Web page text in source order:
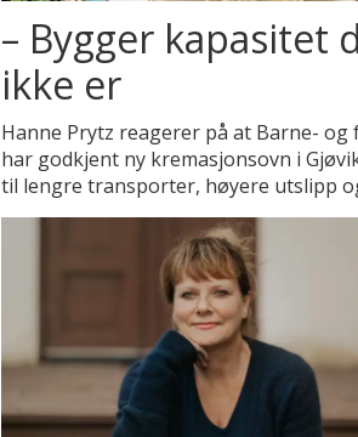
– Bygger kapasitet
ikke er
Hanne Prytz reagerer på at Barne- og
har godkjent ny kremasjonsovn i
til lengre transporter, høyere utslipp